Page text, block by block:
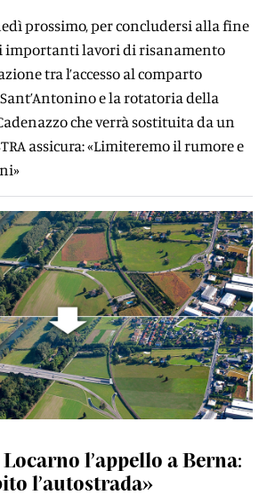
prossimo, per concludersi alla fine
importanti lavori di risanamento
tra l’accesso al comparto
e la rotatoria della
che verrà sostituita da un
assicura: «Limiteremo il rumore e
Locarno l’appello a Berna:
l’autostrada»